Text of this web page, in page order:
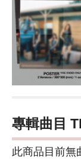
專輯曲目
此商品目前無